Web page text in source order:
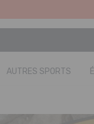
AUTRES SPORTS